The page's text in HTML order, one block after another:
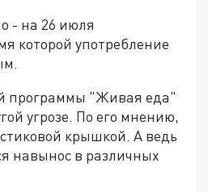
- на 26 июля
которой употребление
программы "Живая еда"
угрозе. По его мнению,
крышкой. А ведь
навынос в различных